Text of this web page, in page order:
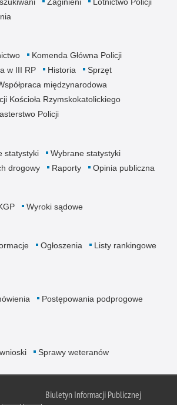
Zaginieni
Lotnictwo Policji
Komenda Główna Policji
w III RP Historia
Sprzęt
międzynarodowa
Kościoła Rzymskokatolickiego
Policji
statystyki
Wybrane statystyki
drogowy Raporty Opinia publiczna
Wyroki sądowe
Ogłoszenia
Listy rankingowe
Postępowania podprogowe
Sprawy weteranów
Biuletyn Informacji Publicznej